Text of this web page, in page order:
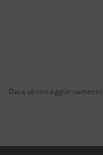
Data ultimo